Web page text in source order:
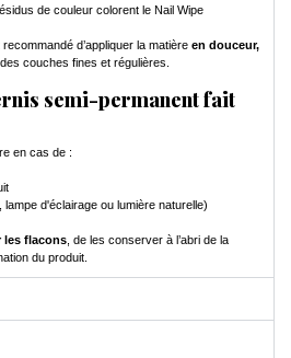
de couleur colorent le Nail Wipe
d’appliquer la matière en douceur,
couches fines et régulières.
semi-permanent fait
en cas de :
d'éclairage ou lumière naturelle)
les flacons, de les conserver à l’abri de la
du produit.